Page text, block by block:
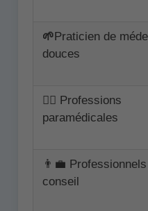
🌱 Praticien de
douces
👩‍⚕️ Professions
paramédicales
👨‍💼
conseil